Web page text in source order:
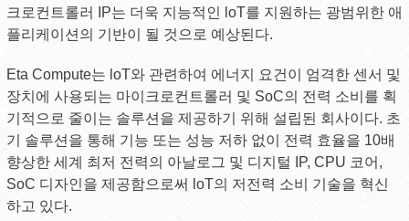
크로컨트롤러 IP는 더욱 지능적인 loT를 지원하는 광범위한 애
플리케이션의 기반이 될 것으로 예상된다.
Eta Compute는 loT와 관련하여 에너지 요건이 엄격한 센서 및
장치에 사용되는 마이크로컨트롤러 및 SoC의 전력 소비를 획
기적으로 줄이는 솔루션을 제공하기 위해 설립된 회사이다. 초
기 솔루션을 통해 기능 또는 성능 저하 없이 전력 효율을 10배
향상한 세계 최저 전력의 아날로그 및 디지털 IP, CPU 코어,
SoC 디자인을 제공함으로써 loT의 저전력 소비 기술을 혁신
하고 있다.